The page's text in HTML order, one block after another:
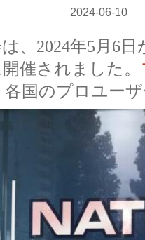
2024-06-10
、2024年5月6
催されました。
国のプロユー